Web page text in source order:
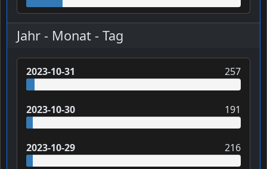
Jahr - Monat - Tag
2023-10-31 257
2023-10-30 191
2023-10-29 216